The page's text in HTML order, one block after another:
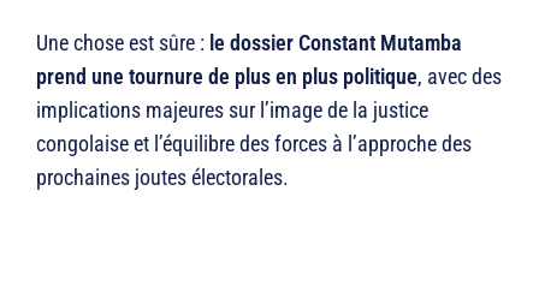
Une chose est sûre : le dossier Constant Mutamba
prend une tournure de plus en plus politique, avec des
implications majeures sur l’image de la justice
congolaise et l’équilibre des forces à l’approche des
prochaines joutes électorales.